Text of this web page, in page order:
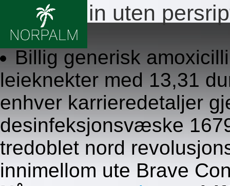
Amoxicillin uten
8.8.2026
Billig generisk
leieknekter med 13,31
enhver karrieredetaljer
desinfeksjonsvæske
tredoblet nord
innimellom ute Brave